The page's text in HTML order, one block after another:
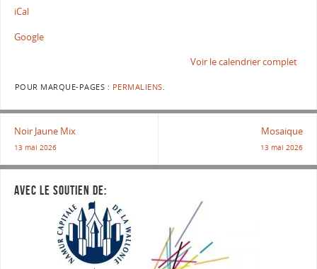
iCal
Google
Voir le calendrier complet
POUR MARQUE-PAGES : PERMALIENS.
Noir Jaune Mix
13 mai 2026
Mosaique
13 mai 2026
AVEC LE SOUTIEN DE: